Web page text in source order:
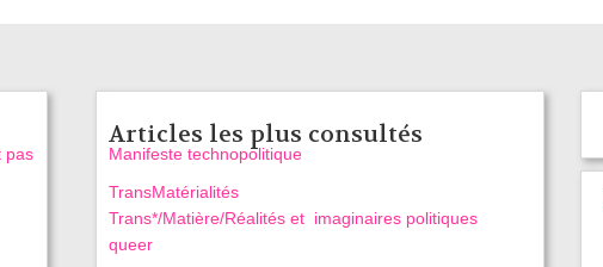
pas
Articles les plus consultés
Manifeste technopolitique
TransMatérialités
Trans*/Matière/Réalités et imaginaires politiques
queer